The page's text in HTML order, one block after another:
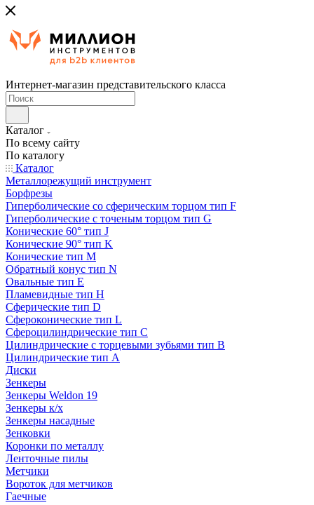
Интернет-магазин представительского класса
Каталог
По всему сайту
По каталогу
Каталог
Металлорежущий инструмент
Борфрезы
Гиперболические cо сферическим торцом тип F
Гиперболические с точеным торцом тип G
Конические 60° тип J
Конические 90° тип K
Конические тип M
Обратный конус тип N
Овальные тип E
Пламевидные тип H
Сферические тип D
Сфероконические тип L
Сфероцилиндрические тип C
Цилиндрические с торцевыми зубьями тип B
Цилиндрические тип А
Диски
Зенкеры
Зенкеры Weldon 19
Зенкеры к/х
Зенкеры насадные
Зенковки
Коронки по металлу
Ленточные пилы
Метчики
Вороток для метчиков
Гаечные